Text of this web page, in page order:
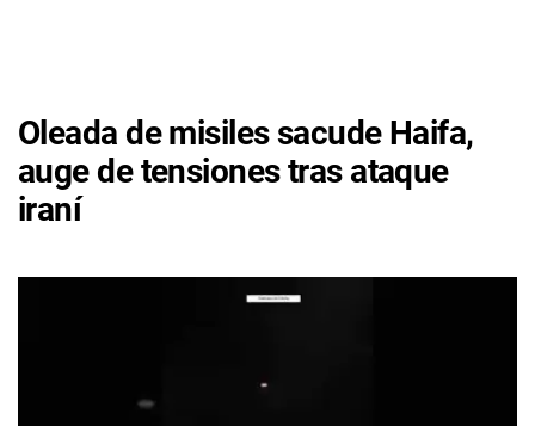
Oleada de misiles sacude Haifa,
auge de tensiones tras ataque
iraní